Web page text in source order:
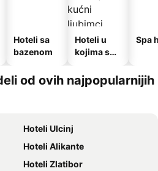
Hoteli sa
bazenom
Hoteli u
kojima su
kućni
ljubimci
Spa
od ovih najpopularnijih
Hoteli Ulcinj
Hoteli Alikante
Hoteli Zlatibor